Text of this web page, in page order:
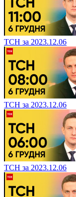
ТСН за 2023.12.06
ТСН за 2023.12.06
ТСН за 2023.12.06